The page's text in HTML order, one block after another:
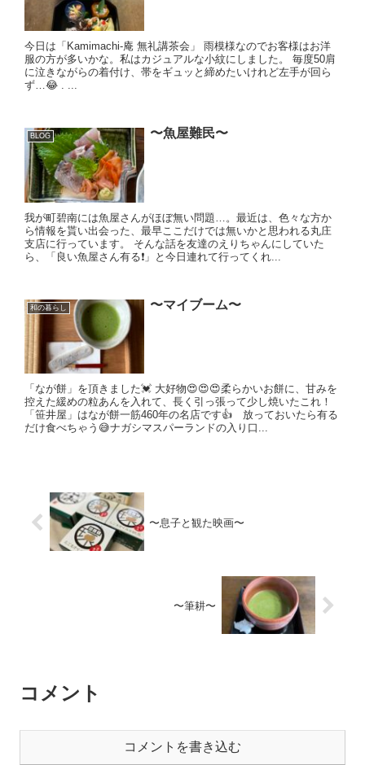
今日は「Kamimachi-庵 無礼講茶会」 雨模様なのでお客様はお洋
服の方が多いかな。私はカジュアルな小紋にしました。 毎度50肩
に泣きながらの着付け、帯をギュッと締めたいけれど左手が回ら
ず…😂 . ...
BLOG 〜魚屋難民〜
我が町碧南には魚屋さんがほぼ無い問題…。最近は、色々な方か
ら情報を貰い出会った、最早ここだけでは無いかと思われる丸庄
支店に行っています。 そんな話を友達のえりちゃんにしていた
ら、「良い魚屋さん有る❗️」と今日連れて行ってくれ...
和の暮らし 〜マイブーム〜
「なが餅」を頂きました💓 大好物😍😍😍柔らかいお餅に、甘みを
控えた緩めの粒あんを入れて、長く引っ張って少し焼いたこれ！
「笹井屋」はなが餅一筋460年の名店です👍 放っておいたら有る
だけ食べちゃう😅ナガシマスパーランドの入り口...
〜息子と観た映画〜
〜筆耕〜
コメント
コメントを書き込む